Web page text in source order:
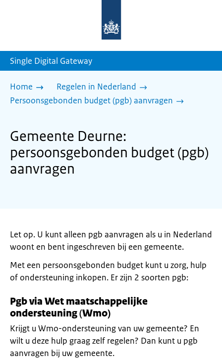
homepage
Single Digital Gateway
Home
Regelen in Nederland
Persoonsgebonden budget (pgb) aanvragen
Gemeente Deurne:
persoonsgebonden budget (pgb)
aanvragen
Let op. U kunt alleen pgb aanvragen als u in Nederland
woont en bent ingeschreven bij een gemeente.
Met een persoonsgebonden budget kunt u zorg, hulp
of ondersteuning inkopen. Er zijn 2 soorten pgb:
Pgb via Wet maatschappelijke
ondersteuning(Wmo)
Krijgt u Wmo-ondersteuning van uw gemeente? En
wilt u deze hulp graag zelf regelen? Dan kunt u pgb
aanvragen bij uw gemeente.